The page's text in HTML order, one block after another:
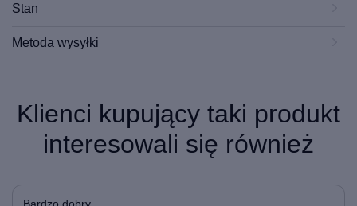
Stan
Metoda wysyłki
Klienci kupujący taki produkt
interesowali się również
Bardzo dobry